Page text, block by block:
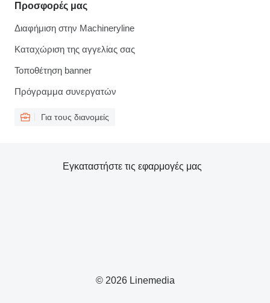
Προσφορές μας
Διαφήμιση στην Machineryline
Καταχώριση της αγγελίας σας
Τοποθέτηση banner
Πρόγραμμα συνεργατών
Για τους διανομείς
© 2026 Linemedia
Εγκαταστήστε τις εφαρμογές μας